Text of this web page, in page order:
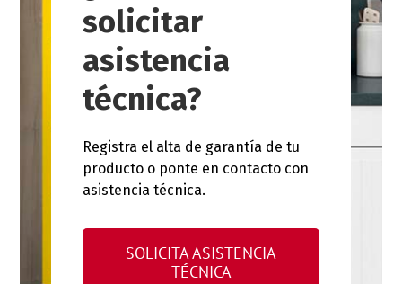
solicitar
asistencia
técnica?
Registra el alta de garantía de tu
producto o ponte en contacto con
asistencia técnica.
SOLICITA ASISTENCIA
TÉCNICA